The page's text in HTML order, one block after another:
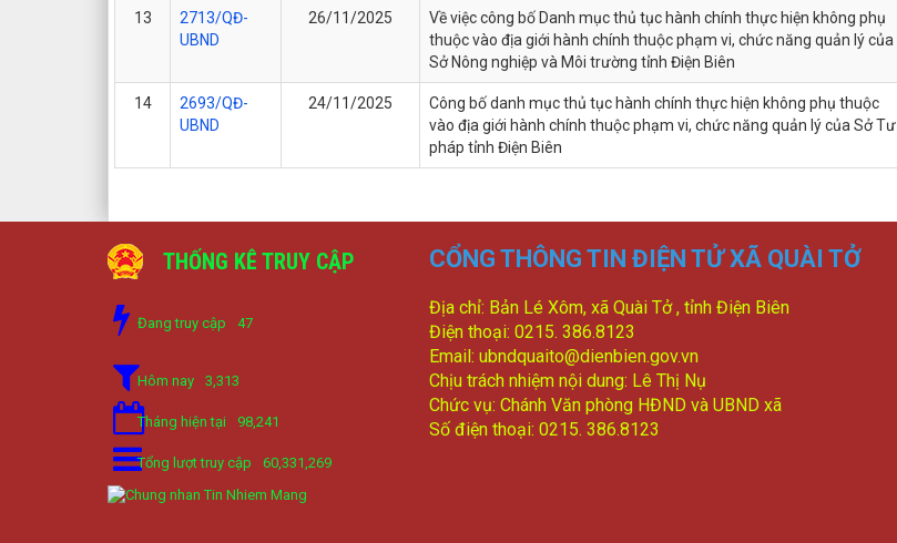
13
2713/QĐ-
UBND
26/11/2025
Về việc công bố Danh mục thủ tục hành chính thực hiện không phụ
thuộc vào địa giới hành chính thuộc phạm vi, chức năng quản lý của
Sở Nông nghiệp và Môi trường tỉnh Điện Biên
14
2693/QĐ-
UBND
24/11/2025
Công bố danh mục thủ tục hành chính thực hiện không phụ thuộc
vào địa giới hành chính thuộc phạm vi, chức năng quản lý của Sở Tư
pháp tỉnh Điện Biên
THỐNG KÊ TRUY CẬP
Đang truy cập 47
Hôm nay 3,313
Tháng hiện tại 98,241
Tổng lượt truy cập 60,331,269
CỔNG THÔNG TIN ĐIỆN TỬ XÃ QUÀI TỞ
Địa chỉ: Bản Lé Xôm, xã Quài Tở , tỉnh Điện Biên
Điện thoại: 0215. 386.8123
Email: ubndquaito@dienbien.gov.vn
Chịu trách nhiệm nội dung: Lê Thị Nụ
Chức vụ: Chánh Văn phòng HĐND và UBND xã
Số điện thoại: 0215. 386.8123